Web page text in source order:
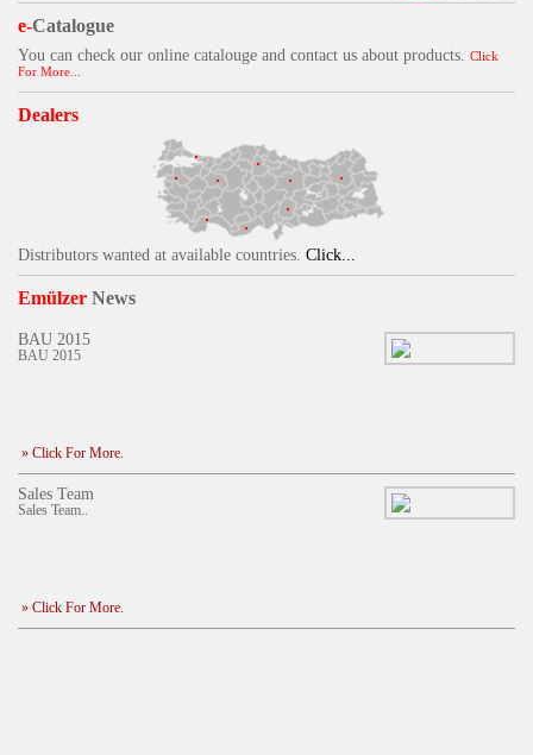
e-Catalogue
You can check our online catalouge and contact us about products. Click
For More...
Dealers
Distributors wanted at available countries. Click...
Emülzer News
BAU 2015
BAU 2015
» Click For More.
Sales Team
Sales Team..
» Click For More.